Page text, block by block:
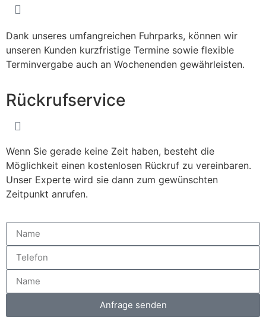
Dank unseres umfangreichen Fuhrparks, können wir
unseren Kunden kurzfristige Termine sowie flexible
Terminvergabe auch an Wochenenden gewährleisten.
Rückrufservice
Wenn Sie gerade keine Zeit haben, besteht die
Möglichkeit einen kostenlosen Rückruf zu vereinbaren.
Unser Experte wird sie dann zum gewünschten
Zeitpunkt anrufen.
Anfrage senden